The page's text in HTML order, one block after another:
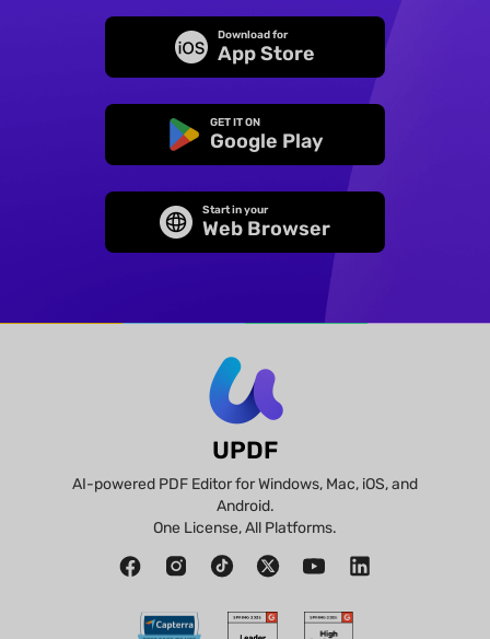
Download for
App Store
GET IT ON
Google Play
Start in your
Web Browser
UPDF
AI-powered PDF Editor for Windows, Mac, iOS, and
Android.
One License, All Platforms.